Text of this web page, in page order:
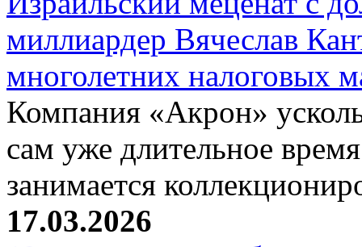
миллиардер Вячеслав
многолетних налоговых
Компания «Акрон»
сам уже длительное
занимается
17.03.2026